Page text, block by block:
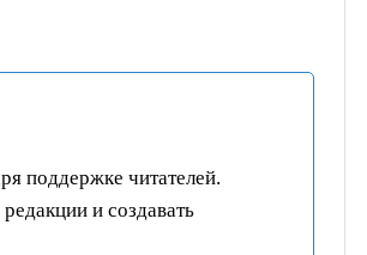
поддержке читателей.
и создавать